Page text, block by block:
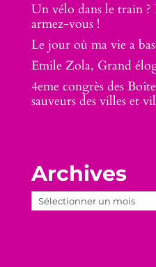
Un vélo dans le train ?
armez-vous !
Le jour où ma vie a
Emile Zola, Grand
4eme congrès des
sauveurs des villes et
Archives
Archives